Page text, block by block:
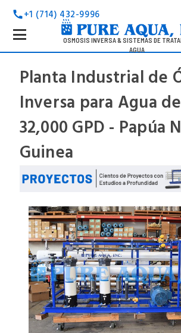
call+1 (714) 432-9996
OSMOSIS INVERSA & SISTEMAS DE
AGUA
Planta Industrial de
Inversa para Agua
32,000 GPD - Papúa
Guinea